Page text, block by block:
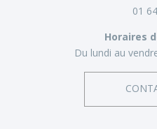
01
Horaires
Du lundi au